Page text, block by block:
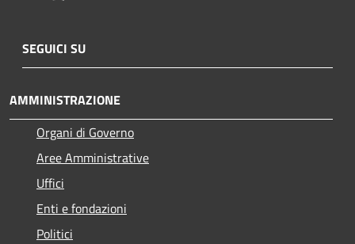
SEGUICI SU
AMMINISTRAZIONE
Organi di Governo
Aree Amministrative
Uffici
Enti e fondazioni
Politici